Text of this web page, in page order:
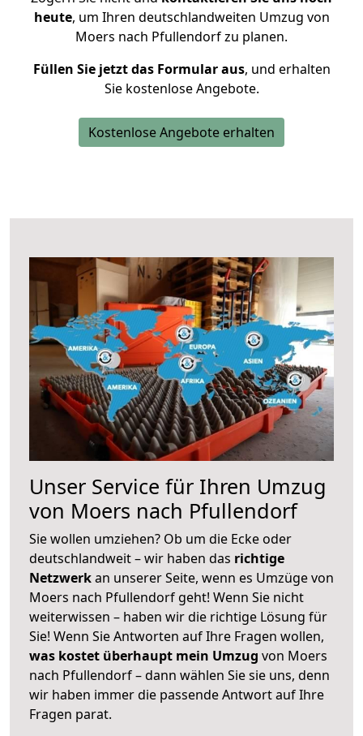
heute, um Ihren deutschlandweiten Umzug von
Moers nach Pfullendorf zu planen.
Füllen Sie jetzt das Formular aus, und erhalten
Sie kostenlose Angebote.
Kostenlose Angebote erhalten
Unser Service für Ihren Umzug
von Moers nach Pfullendorf
Sie wollen umziehen? Ob um die Ecke oder
deutschlandweit – wir haben das richtige
Netzwerkan unserer Seite, wenn es Umzüge von
Moers nach Pfullendorf geht! Wenn Sie nicht
weiterwissen – haben wir die richtige Lösung für
Sie! Wenn Sie Antworten auf Ihre Fragen wollen,
was kostet überhaupt mein Umzug von Moers
nach Pfullendorf – dann wählen Sie sie uns, denn
wir haben immer die passende Antwort auf Ihre
Fragen parat.